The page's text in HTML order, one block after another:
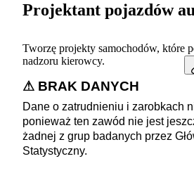
Tworzę projekty samochodów, które
nadzoru kierowcy.
⚠ BRAK DANYCH
Dane o zatrudnieniu i zarobkach
ponieważ ten zawód nie jest
żadnej z grup badanych przez
Statystyczny.